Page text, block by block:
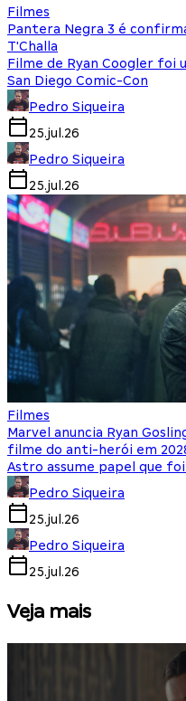
Filmes
Pantera Negra 3 é
T'Challa
Filme de Ryan Coogler foi
San Diego Comic-Con
Pedro Siqueira
25.jul.26
Pedro Siqueira
25.jul.26
Filmes
Marvel anuncia Ryan
filme do anti-herói em
Astro assume papel que foi
Pedro Siqueira
25.jul.26
Pedro Siqueira
25.jul.26
Veja mais